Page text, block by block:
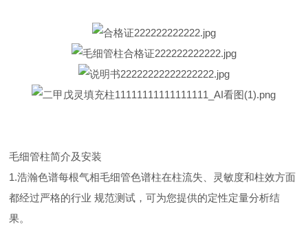
毛细管柱简介及安装
1.浩瀚色谱每根气相毛细管色谱柱在柱流失、灵敏度和柱效方面
都经过严格的行业 规范测试，可为您提供的定性定量分析结
果。